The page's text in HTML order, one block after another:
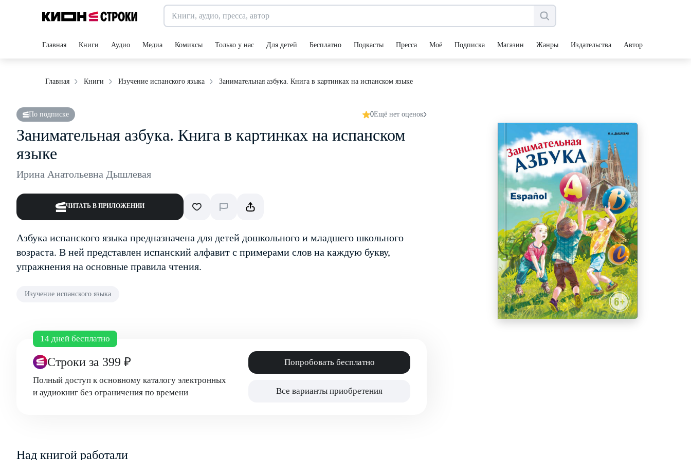
Главная Книги Аудио Медиа Комиксы Только у нас Для детей Бесплатно Подкасты Пресса Моё Подписка Магазин Жанры Издательства Авторы
Главная Книги Изучение испанского языка Занимательная азбука. Книга в картинках на испанском языке
По подписке 0Ещё нет оценок
Занимательная азбука. Книга в картинках на испанском
языке
Ирина Анатольевна Дышлевая
ЧИТАТЬ В ПРИЛОЖЕНИИ
Азбука испанского языка предназначена для детей дошкольного и младшего школьного
возраста. В ней представлен испанский алфавит с примерами слов на каждую букву,
упражнения на основные правила чтения.
Изучение испанского языка
14 дней бесплатно
Строки за 399 ₽
Полный доступ к основному каталогу электронных
и аудиокниг без ограничения по времени
Попробовать бесплатно
Все варианты приобретения
Над книгой работали